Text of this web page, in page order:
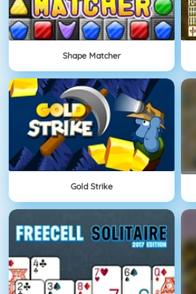
Shape Matcher
Gold Strike